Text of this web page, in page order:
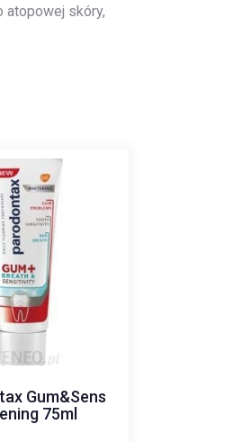
atopowej skóry,
Gum&Sens
75ml